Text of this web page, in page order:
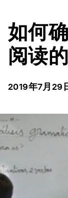
如何
阅读
2019年7月29